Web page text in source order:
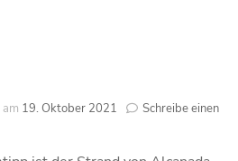
19. Oktober 2021
Schreibe einen